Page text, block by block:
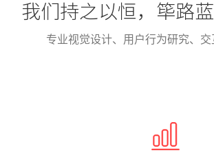
我们持之以恒，筚路
专业视觉设计、用户行为研究、